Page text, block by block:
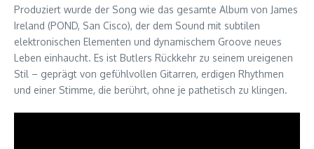
Produziert wurde der Song wie das gesamte Album von James
Ireland (POND, San Cisco), der dem Sound mit subtilen
elektronischen Elementen und dynamischem Groove neues
Leben einhaucht. Es ist Butlers Rückkehr zu seinem ureigenen
Stil – geprägt von gefühlvollen Gitarren, erdigen Rhythmen
und einer Stimme, die berührt, ohne je pathetisch zu klingen.